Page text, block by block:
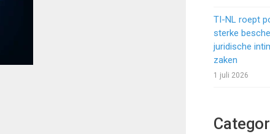
TI-NL roept
sterke
juridische
zaken
1 juli 2026